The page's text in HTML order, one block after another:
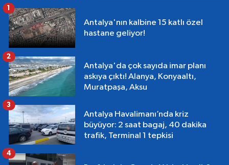
Antalya'nın kalbine 15 katlı özel
hastane geliyor!
1
Antalya'da çok sayıda imar planı
askıya çıktı! Alanya, Konyaaltı,
Muratpaşa, Aksu
2
Antalya Havalimanı’nda kriz
büyüyor: 2 saat bagaj, 40 dakika
trafik, Terminal 1 tepkisi
3
4